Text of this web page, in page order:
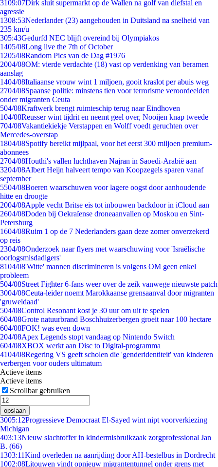
3109:07Dirk sluit supermarkt op de Wallen na golf van diefstal en
agressie
1308:53Nederlander (23) aangehouden in Duitsland na snelheid van
235 km/u
305:43Gedurfd NEC blijft overeind bij Olympiakos
1405/08Long live the 7th of October
1205/08Random Pics van de Dag #1976
2004/08OM: vierde verdachte (18) vast op verdenking van beramen
aanslag
1404/08Italiaanse vrouw wint 1 miljoen, gooit kraslot per abuis weg
2704/08Spaanse politie: minstens tien voor terrorisme veroordeelden
onder migranten Ceuta
504/08Kraftwerk brengt ruimteschip terug naar Eindhoven
104/08Reusser wint tijdrit en neemt geel over, Nooijen knap tweede
704/08Vakantiekiekje Verstappen en Wolff voedt geruchten over
Mercedes-overstap
1804/08Spotify bereikt mijlpaal, voor het eerst 300 miljoen premium-
abonnees
2704/08Houthi's vallen luchthaven Najran in Saoedi-Arabië aan
3204/08Albert Heijn halveert tempo van Koopzegels sparen vanaf
september
5504/08Boeren waarschuwen voor lagere oogst door aanhoudende
hitte en droogte
2004/08Apple vecht Britse eis tot inbouwen backdoor in iCloud aan
2604/08Doden bij Oekraïense droneaanvallen op Moskou en Sint-
Petersburg
1604/08Ruim 1 op de 7 Nederlanders gaan deze zomer onverzekerd
op reis
2304/08Onderzoek naar flyers met waarschuwing voor 'Israëlische
oorlogsmisdadigers'
8104/08'Witte' mannen discrimineren is volgens OM geen enkel
probleem
504/08Street Fighter 6-fans weer over de zeik vanwege nieuwste patch
3004/08Ceuta-leider noemt Marokkaanse grensaanval door migranten
'gruweldaad'
504/08Control Resonant kost je 30 uur om uit te spelen
604/08Grote natuurbrand Boschhuizerbergen groeit naar 100 hectare
604/08FOK! was even down
204/08Apex Legends stopt vandaag op Nintendo Switch
604/08XBOX werkt aan Disc to Digital-programma
4104/08Regering VS geeft scholen die 'genderidentiteit' van kinderen
verbergen voor ouders ultimatum
Actieve items
Actieve items
Scrollbar gebruiken
opslaan
3005:12Progressieve Democraat El-Sayed wint nipt voorverkiezing
Michigan
403:13Nieuw slachtoffer in kindermisbruikzaak zorgprofessional Jan
B. (66)
1303:11Kind overleden na aanrijding door AH-bestelbus in Dordrecht
1002:08Litouwen vindt opnieuw migrantentunnel onder grens met